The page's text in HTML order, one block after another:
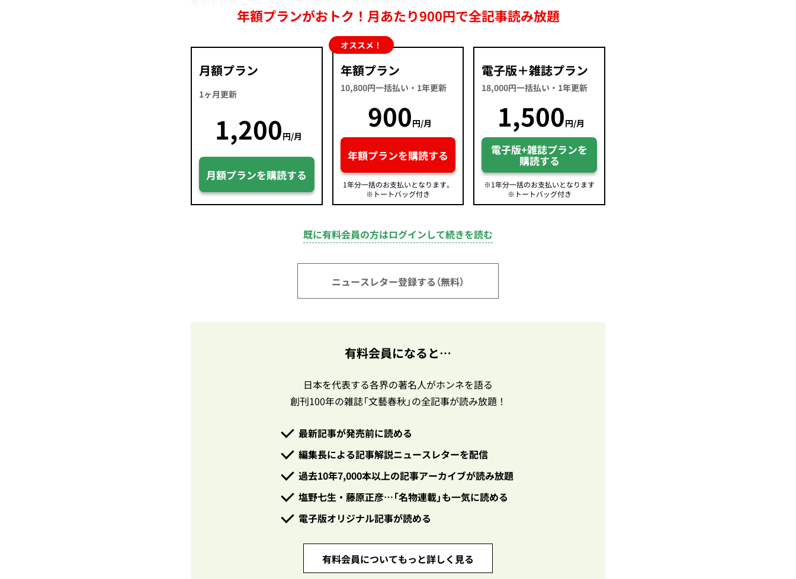
年額プランがおトク！月あたり900円で全記事読み放題
月額プラン
1ヶ月更新
1,200円/月
月額プランを購読する
オススメ！
年額プラン
10,800円一括払い・1年更新
900円/月
年額プランを購読する
1年分一括のお支払いとなります。
※トートバッグ付き
電子版＋雑誌プラン
18,000円一括払い・1年更新
1,500円/月
電子版+雑誌プランを
購読する
※1年分一括のお支払いとなります
※トートバッグ付き
既に有料会員の方はログインして続きを読む
ニュースレター登録する（無料）
有料会員になると…
日本を代表する各界の著名人がホンネを語る
創刊100年の雑誌「文藝春秋」の全記事が読み放題！
最新記事が発売前に読める
編集長による記事解説ニュースレターを配信
過去10年7,000本以上の記事アーカイブが読み放題
塩野七生・藤原正彦…「名物連載」も一気に読める
電子版オリジナル記事が読める
有料会員についてもっと詳しく見る